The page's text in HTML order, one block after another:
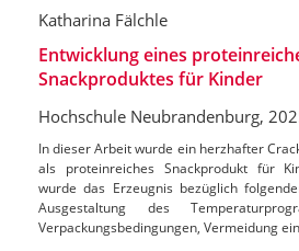
Katharina Fälchle
Entwicklung eines
Snackproduktes für Kinder
Hochschule Neubrandenburg,
In dieser Arbeit wurde ein herzhafter
als proteinreiches Snackprodukt für
wurde das Erzeugnis bezüglich
Ausgestaltung des
Verpackungsbedingungen, Vermeidung